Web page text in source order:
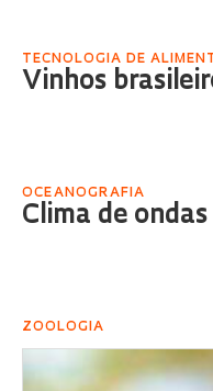
TECNOLOGIA DE
Vinhos
OCEANOGRAFIA
Clima de
ZOOLOGIA